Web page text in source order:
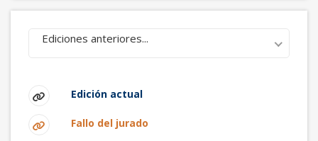
Ediciones anteriores...
Edición actual
Fallo del jurado